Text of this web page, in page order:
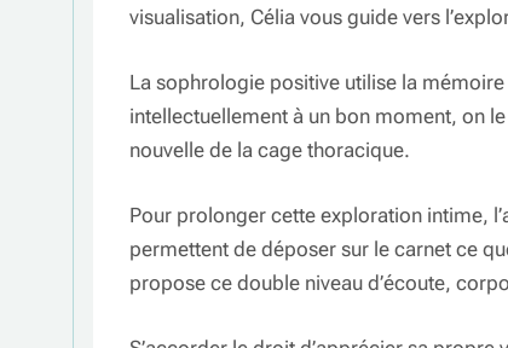
visualisation, Célia vous guide vers
La sophrologie positive utilise la
intellectuellement à un bon moment, on
nouvelle de la cage thoracique.
Pour prolonger cette exploration intime,
permettent de déposer sur le carnet ce
propose ce double niveau d’écoute,